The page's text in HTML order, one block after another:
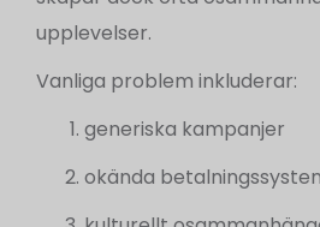
upplevelser.
Vanliga problem inkluderar:
generiska kampanjer
okända